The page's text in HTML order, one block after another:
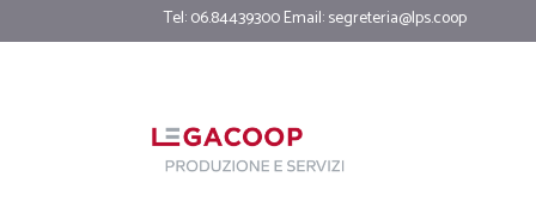
Tel: 06.84439300 Email:segreteria@lps.coop